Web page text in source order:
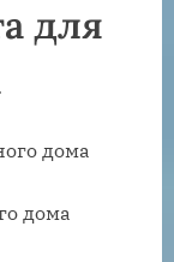
для
дома